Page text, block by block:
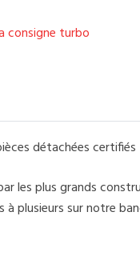
consigne turbo
détachées certifiés
les plus grands
à plusieurs sur notre